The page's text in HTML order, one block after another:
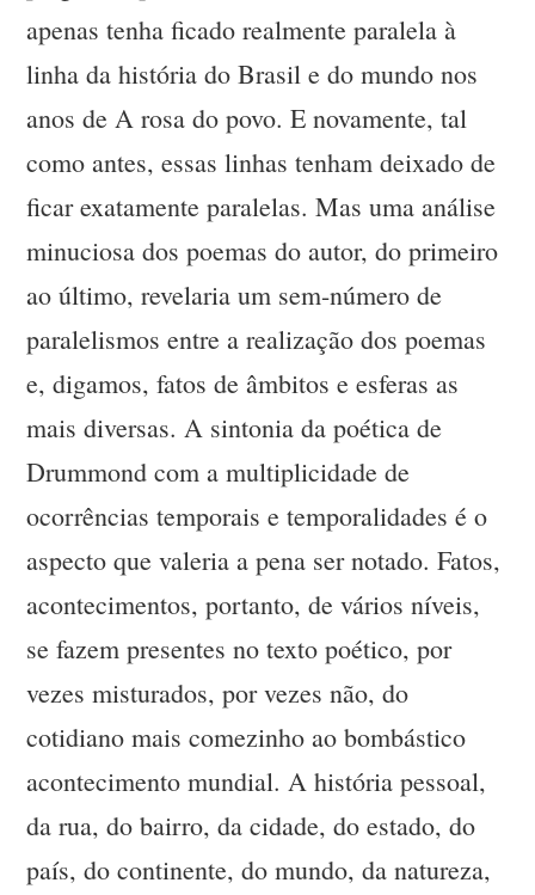
apenas tenha ficado realmente paralela à
linha da história do Brasil e do mundo nos
anos de A rosa do povo. E novamente, tal
como antes, essas linhas tenham deixado de
ficar exatamente paralelas. Mas uma análise
minuciosa dos poemas do autor, do primeiro
ao último, revelaria um sem-número de
paralelismos entre a realização dos poemas
e, digamos, fatos de âmbitos e esferas as
mais diversas. A sintonia da poética de
Drummond com a multiplicidade de
ocorrências temporais e temporalidades é o
aspecto que valeria a pena ser notado. Fatos,
acontecimentos, portanto, de vários níveis,
se fazem presentes no texto poético, por
vezes misturados, por vezes não, do
cotidiano mais comezinho ao bombástico
acontecimento mundial. A história pessoal,
da rua, do bairro, da cidade, do estado, do
país, do continente, do mundo, da natureza,